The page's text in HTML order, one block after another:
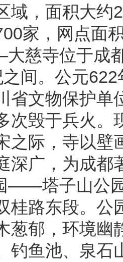
域，面积大约
家，网点面
慈寺位于成
间。公元
省文物保护单
次毁于兵火。
之际，寺以壁
深广，为成都
——塔子山公
桂路东段。公
葱郁，环境幽
钓鱼池、泉石